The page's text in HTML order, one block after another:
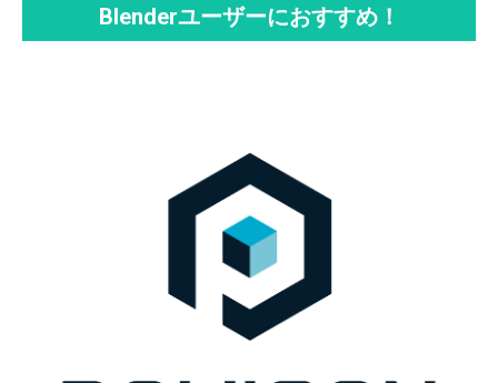
Blenderユーザーにおすすめ！